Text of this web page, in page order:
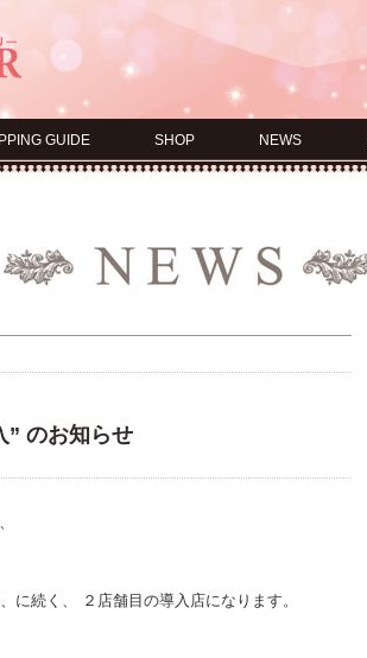
GUIDE SHOP NEWS
のお知らせ
に続く、 ２店舗目の導入店になります。